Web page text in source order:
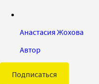
Анастасия Жохова
Автор
Подписаться